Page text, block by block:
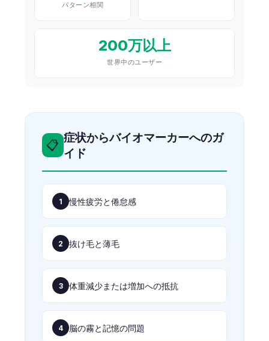
パターン相関
200万以上
世界中のユーザー
📋
症状からバイオマーカーへのガ
イド
1 慢性疲労と倦怠感
2 抜け毛と薄毛
3 体重減少または増加への抵抗
4 脳の霧と記憶の問題